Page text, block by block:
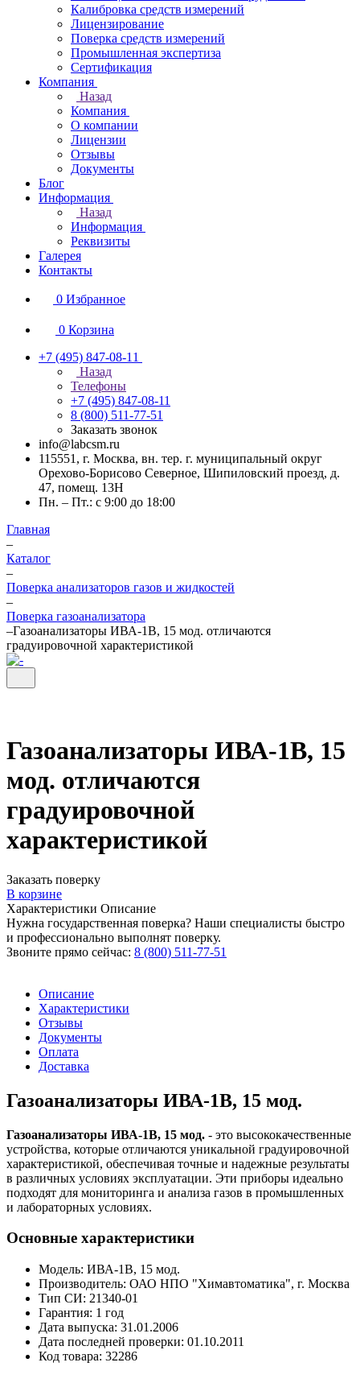
Калибровка средств измерений
Лицензирование
Поверка средств измерений
Промышленная экспертиза
Сертификация
Компания
Назад
Компания
О компании
Лицензии
Отзывы
Документы
Блог
Информация
Назад
Информация
Реквизиты
Галерея
Контакты
0 Избранное
0 Корзина
+7 (495) 847-08-11
Назад
Телефоны
+7 (495) 847-08-11
8 (800) 511-77-51
Заказать звонок
info@labcsm.ru
115551, г. Москва, вн. тер. г. муниципальный округ
Орехово-Борисово Северное, Шипиловский проезд, д.
47, помещ. 13Н
Пн. – Пт.: с 9:00 до 18:00
Главная
–
Каталог
–
Поверка анализаторов газов и жидкостей
–
Поверка газоанализатора
–Газоанализаторы ИВА-1В, 15 мод. отличаются
градуировочной характеристикой
Газоанализаторы ИВА-1В, 15
мод. отличаются
градуировочной
характеристикой
Заказать поверку
В корзине
Характеристики Описание
Нужна государственная поверка? Наши специалисты быстро
и профессионально выполнят поверку.
Звоните прямо сейчас: 8 (800) 511-77-51
Описание
Характеристики
Отзывы
Документы
Оплата
Доставка
Газоанализаторы ИВА-1В, 15 мод.
Газоанализаторы ИВА-1В, 15 мод. - это высококачественные
устройства, которые отличаются уникальной градуировочной
характеристикой, обеспечивая точные и надежные результаты
в различных условиях эксплуатации. Эти приборы идеально
подходят для мониторинга и анализа газов в промышленных
и лабораторных условиях.
Основные характеристики
Модель: ИВА-1В, 15 мод.
Производитель: ОАО НПО "Химавтоматика", г. Москва
Тип СИ: 21340-01
Гарантия: 1 год
Дата выпуска: 31.01.2006
Дата последней проверки: 01.10.2011
Код товара: 32286